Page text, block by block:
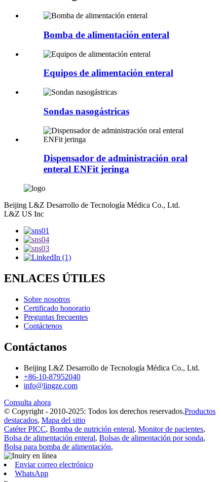
Bomba de alimentación enteral
Equipos de alimentación enteral
Sondas nasogástricas
Dispensador de administración oral
enteral ENFit jeringa
Beijing L&Z Desarrollo de Tecnología Médica Co., Ltd.
L&Z US Inc
ENLACES ÚTILES
Sobre nosotros
Certificado honorario
Preguntas frecuentes
Contáctenos
Contáctanos
Beijing L&Z Desarrollo de Tecnología Médica Co., Ltd.
+86-10-87952040
info@lingze.com
Consulta ahora
© Copyright - 2010-2025: Todos los derechos reservados.Productos
destacados, Mapa del sitio
Catéter PICC, Bomba de nutrición enteral, Monitor de pacientes,
Bolsa de alimentación enteral, Bolsas de alimentación por sonda,
Bolsa para bomba de alimentación,
Enviar correo electrónico
WhatsApp